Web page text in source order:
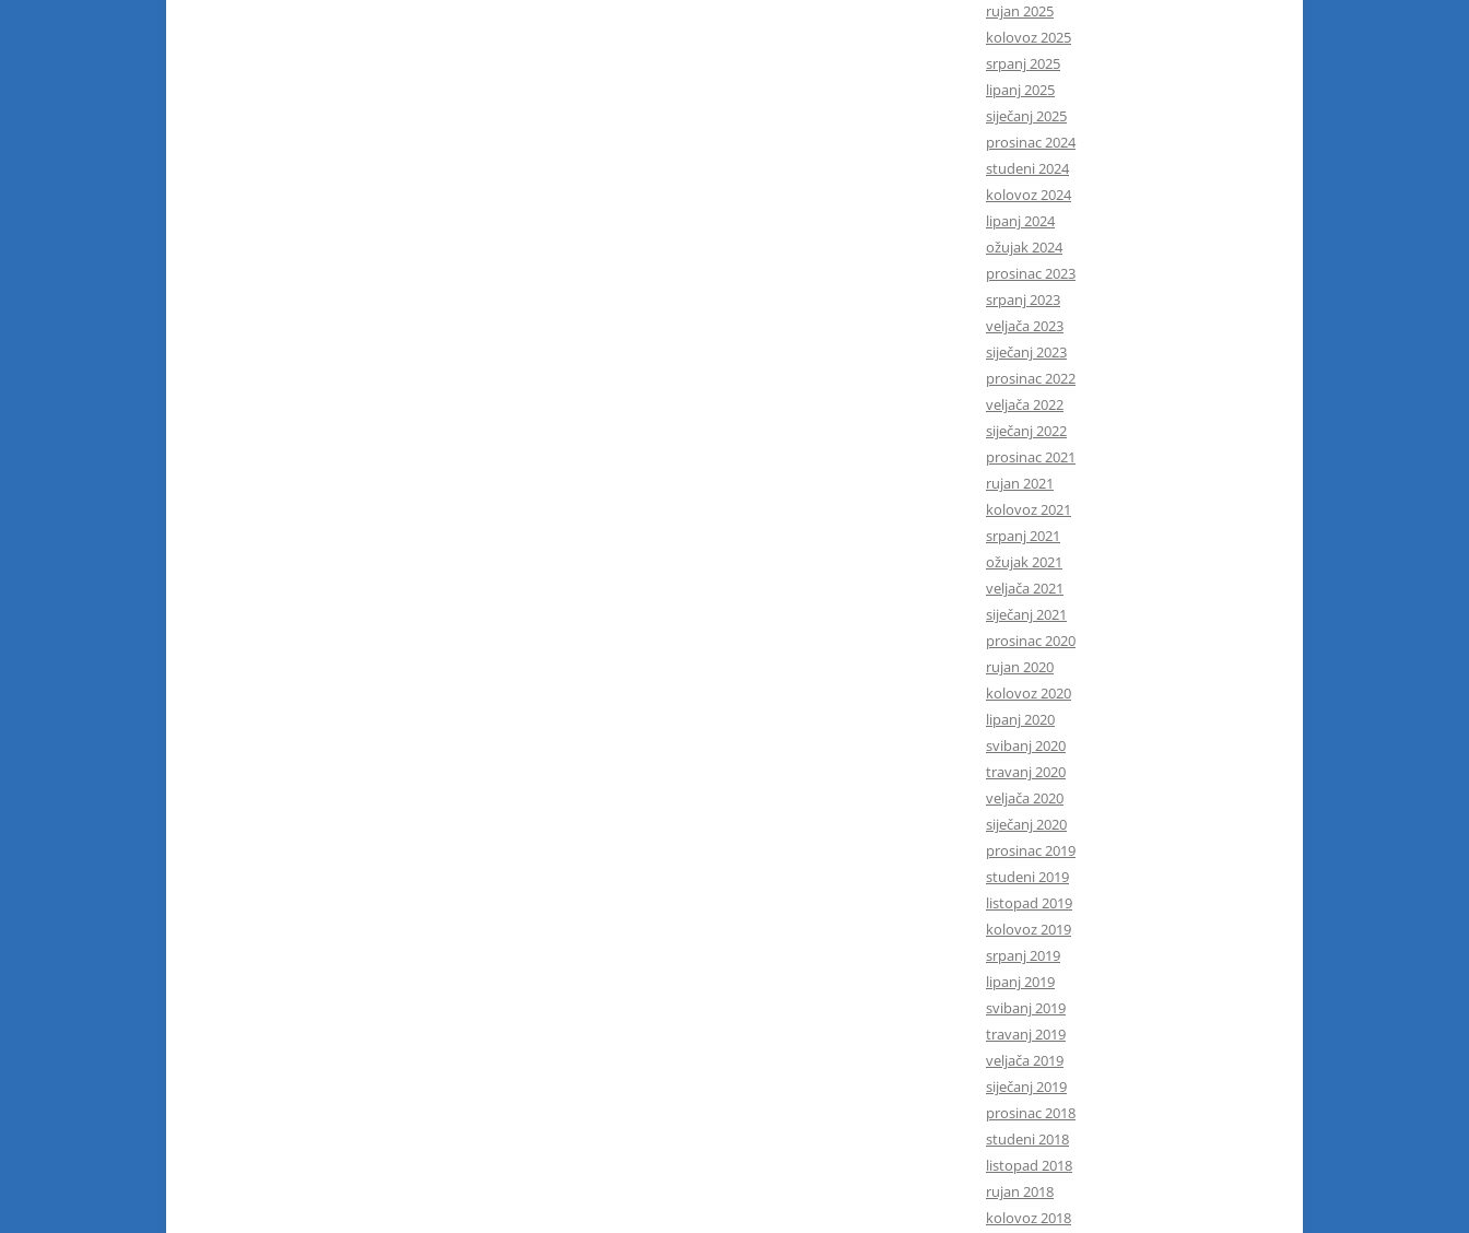
rujan 2025
kolovoz 2025
srpanj 2025
lipanj 2025
siječanj 2025
prosinac 2024
studeni 2024
kolovoz 2024
lipanj 2024
ožujak 2024
prosinac 2023
srpanj 2023
veljača 2023
siječanj 2023
prosinac 2022
veljača 2022
siječanj 2022
prosinac 2021
rujan 2021
kolovoz 2021
srpanj 2021
ožujak 2021
veljača 2021
siječanj 2021
prosinac 2020
rujan 2020
kolovoz 2020
lipanj 2020
svibanj 2020
travanj 2020
veljača 2020
siječanj 2020
prosinac 2019
studeni 2019
listopad 2019
kolovoz 2019
srpanj 2019
lipanj 2019
svibanj 2019
travanj 2019
veljača 2019
siječanj 2019
prosinac 2018
studeni 2018
listopad 2018
rujan 2018
kolovoz 2018